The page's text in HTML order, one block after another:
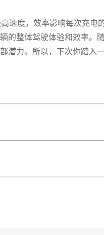
速度，效率影响每次充电
的整体驾驶体验和效率。
潜力。所以，下次你踏入